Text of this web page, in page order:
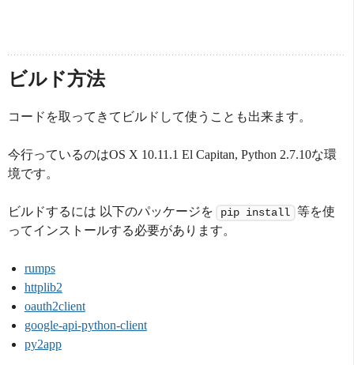
ビルド方法
コードを取ってきてビルドして使うことも出来ます。
今行っているのはOS X 10.11.1 El Capitan, Python 2.7.10な環
境です。
ビルドするには 以下のパッケージを pip install 等を使
ってインストールする必要があります。
rumps
httplib2
oauth2client
google-api-python-client
py2app